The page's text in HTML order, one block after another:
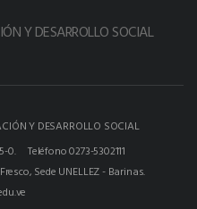
Y DESARROLLO SOCIAL
Y DESARROLLO SOCIAL
0.
Teléfono 0273-5302111
Sede UNELLEZ - Barinas.